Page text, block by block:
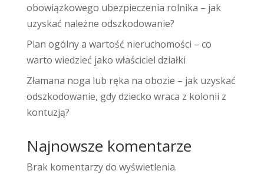
obowiązkowego ubezpieczenia rolnika – jak
uzyskać należne odszkodowanie?
Plan ogólny a wartość nieruchomości – co
warto wiedzieć jako właściciel działki
Złamana noga lub ręka na obozie – jak uzyskać
odszkodowanie, gdy dziecko wraca z kolonii z
kontuzją?
Najnowsze komentarze
Brak komentarzy do wyświetlenia.